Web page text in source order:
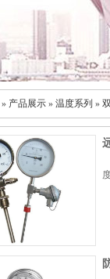
» 产品展示 » 温度系列 »